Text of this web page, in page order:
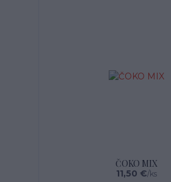
ČOKO MIX
11,50 €/ks